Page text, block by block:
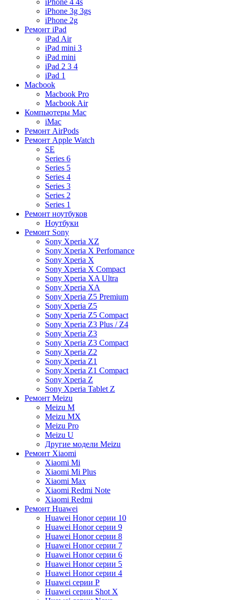
iPhone 4 4s
iPhone 3g 3gs
iPhone 2g
Ремонт iPad
iPad Air
iPad mini 3
iPad mini
iPad 2 3 4
iPad 1
Macbook
Macbook Pro
Macbook Air
Компьютеры Mac
iMac
Ремонт AirPods
Ремонт Apple Watch
SE
Series 6
Series 5
Series 4
Series 3
Series 2
Series 1
Ремонт ноутбуков
Ноутбуки
Ремонт Sony
Sony Xperia XZ
Sony Xperia X Perfomance
Sony Xperia X
Sony Xperia X Compact
Sony Xperia XA Ultra
Sony Xperia XA
Sony Xperia Z5 Premium
Sony Xperia Z5
Sony Xperia Z5 Compact
Sony Xperia Z3 Plus / Z4
Sony Xperia Z3
Sony Xperia Z3 Compact
Sony Xperia Z2
Sony Xperia Z1
Sony Xperia Z1 Compact
Sony Xperia Z
Sony Xperia Tablet Z
Ремонт Meizu
Meizu M
Meizu MX
Meizu Pro
Meizu U
Другие модели Meizu
Ремонт Xiaomi
Xiaomi Mi
Xiaomi Mi Plus
Xiaomi Max
Xiaomi Redmi Note
Xiaomi Redmi
Ремонт Huawei
Huawei Honor серии 10
Huawei Honor серии 9
Huawei Honor серии 8
Huawei Honor серии 7
Huawei Honor серии 6
Huawei Honor серии 5
Huawei Honor серии 4
Huawei серии P
Huawei серии Shot X